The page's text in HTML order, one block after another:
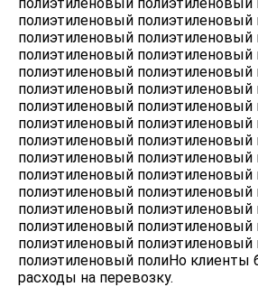
полиэтиленовый
полиэтиленовый
полиэтиленовый
полиэтиленовый
полиэтиленовый
полиэтиленовый
полиэтиленовый
полиэтиленовый
полиэтиленовый
полиэтиленовый
полиэтиленовый
полиэтиленовый
полиэтиленовый
полиэтиленовый
полиэтиленовый полиНо клиенты
расходы на перевозку.